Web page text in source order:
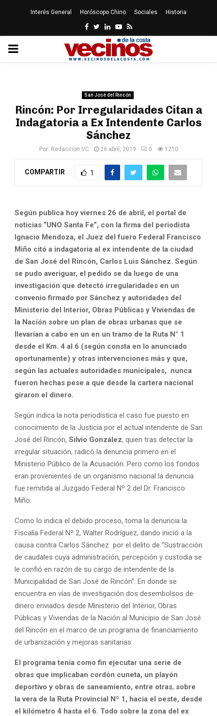
Interés General Horóscopo Chino Sociales Historia
Facebook
Twitter
LinkedinYoutube
Rss
PRIMARY
San José del Rincón
Rincón: Por Irregularidades Citan a
Indagatoria a Ex Intendente Carlos
Sánchez
Por: Redaccion VC 26 abril, 2019 0 1210
COMPARTIR 1
Según publica hoy viernes 26 de abril, el portal de
noticias “UNO Santa Fe”, con la firma del periodista
Ignacio Mendoza, el Juez del fuero Federal Francisco
Miño citó a indagatoria al ex intendente de la ciudad
de San José del Rincón, Carlos Luis Sánchez. Según
se pudo averiguar, el pedido se da luego de una
investigación que detectó irregularidades en un
convenio firmado por Sánchez y autoridades del
Ministerio del Interior, Obras Públicas y Viviendas de
la Nación sobre un plan de obras urbanas que se
llevarían a cabo en un en un tramo de la Ruta N° 1
desde el Km. 4 al 6 (según consta en lo anunciado
oportunamente) y otras intervenciones más y que,
según las actuales autoridades municipales, nunca
fueron hechas pese a que desde la cartera nacional
giraron el dinero.
Según indica la nota periodística el caso fue puesto en
conocimiento de la Justicia por el actual intendente de San
José del Rincón, Silvio González, quien tras detectar la
irregular situación, radicó la denuncia primero en el
Ministerio Público de la Acusación. Pero como los fondos
eran provenientes de un organismo nacional la denuncia
fue remitida al Juzgado Federal Nº 2 del Dr. Francisco
Miño.
Como lo indica el debido proceso, toma la denuncia la
Fiscalía Federal Nº 2, Walter Rodríguez, dando inició a la
causa contra Carlos Sánchez por el delito de “Sustracción
de caudales cuya administración, percepción y custodia se
le confió en razón de su cargo de intendente de la
Municipalidad de San José de Rincón”. En donde se
encuentra en vías de investigación dos desembolsos de
dinero enviados desde Ministerio del Interior, Obras
Públicas y Viviendas de la Nación al Municipio de San José
del Rincón en el marco de un programa de financiamiento
de urbanización y mejoras sanitarias.
El programa tenía como fin ejecutar una serie de
obras que implicaban cordón cuneta, un playón
deportivo y obras de saneamiento, entre otras, sobre
la vera de la Ruta Provincial Nº 1, hacia el oeste, desde
el kilómetro 4 hasta el 6. Todo sobre la zona del ex